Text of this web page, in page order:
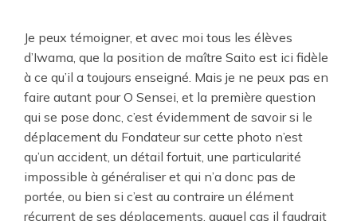
Je peux témoigner, et avec moi tous les élèves
d’Iwama, que la position de maître Saito est ici fidèle
à ce qu’il a toujours enseigné. Mais je ne peux pas en
faire autant pour O Sensei, et la première question
qui se pose donc, c’est évidemment de savoir si le
déplacement du Fondateur sur cette photo n’est
qu’un accident, un détail fortuit, une particularité
impossible à généraliser et qui n’a donc pas de
portée, ou bien si c’est au contraire un élément
récurrent de ses déplacements, auquel cas il faudrait